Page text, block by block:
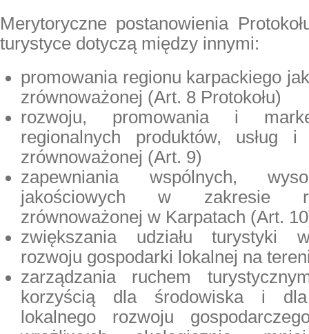
Merytoryczne postanowienia
turystyce dotyczą między innymi:
promowania regionu karpackiego
zrównoważonej (Art. 8 Protokołu)
rozwoju, promowania i
regionalnych produktów, usług
zrównoważonej (Art. 9)
zapewniania wspólnych,
jakościowych w zakresie
zrównoważonej w Karpatach (Art.
zwiększania udziału turystyki
rozwoju gospodarki lokalnej na
zarządzania ruchem
korzyścią dla środowiska i dla
lokalnego rozwoju